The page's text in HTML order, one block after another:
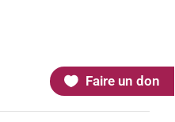
Faire un don